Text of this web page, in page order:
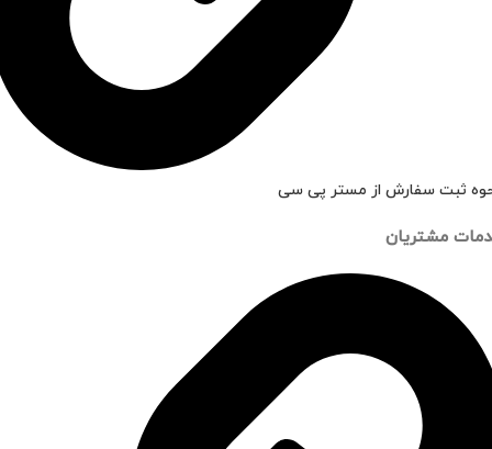
ثبت سفارش از مستر پی سی
مشتریان